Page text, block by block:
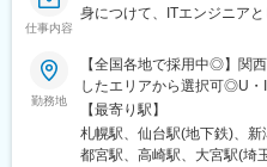
神南駅、辛島町駅、南公園
之島駅、なにわ橋駅、甘木
駅、久屋大通駅、平沼橋駅
ター北駅、勾当台公園駅、
駅、北１２条駅、あおば通
日吉町駅、新浜松駅、名鉄
仕事内容
身につけて、ITエンジニアと
勤務地
【全国各地で採用中◎】関
したエリアから選択可◎U・
ど制度も完備！）◎プロジ
ト業務もあります。■関西
山、滋賀）■関東エリア（東
【最寄り駅】
札幌駅、仙台駅(地下鉄)、
都宮駅、高崎駅、大宮駅(埼